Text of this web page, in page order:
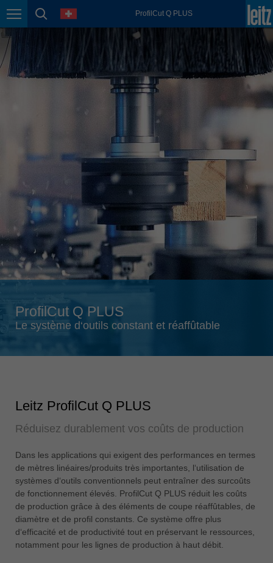
Page navigation
page search
language ProfilCut Q PLUS
México
Nederland
nederlands
Polska
polski
Portugal
România
Română
Schweiz
deutsch français
Slovenija
Suomi
english
Türkiye
USA
english
Việt Nam
tiếng việt
中国
中文
ProfilCut Q PLUS
Le système d‘outils constant et réaffûtable
Leitz ProfilCut Q PLUS
Réduisez durablement vos coûts de production
Dans les applications qui exigent des performances en termes
de mètres linéaires/produits très importantes, l‘utilisation de
systèmes d‘outils conventionnels peut entraîner des surcoûts
de fonctionnement élevés. ProfilCut Q PLUS réduit les coûts
de production grâce à des éléments de coupe réaffûtables, de
diamètre et de profil constants. Ce système offre plus
d‘efficacité et de productivité tout en préservant le ressources,
notamment pour les lignes de production à haut débit.